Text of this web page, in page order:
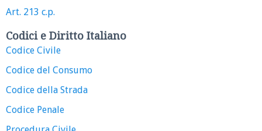
Art. 213 c.p.
Codici e Diritto Italiano
Codice Civile
Codice del Consumo
Codice della Strada
Codice Penale